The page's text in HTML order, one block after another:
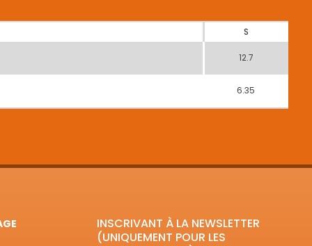
S
12.7
6.35
INSCRIVANT À LA NEWSLETTER
(UNIQUEMENT POUR LES